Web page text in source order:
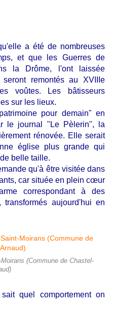
a été de nombreuses
et que les Guerres de
la Drôme, l'ont laissée
remontés au XVIIIe
voûtes. Les bâtisseurs
sur les lieux.
pour demain" en
le journal "Le Pèlerin", la
rénovée. Elle serait
église plus grande qui
belle taille.
qu'à être visitée dans
car située en plein cœur
correspondant à des
transformés aujourd'hui en
(Commune de Chastel-
quel comportement on